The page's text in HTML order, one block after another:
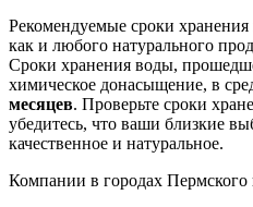
Рекомендуемые сроки
как и любого натурального
Сроки хранения воды,
химическое донасыщение, в
месяцев. Проверьте сроки
убедитесь, что ваши близкие
качественное и натуральное.
Компании в городах Пермского